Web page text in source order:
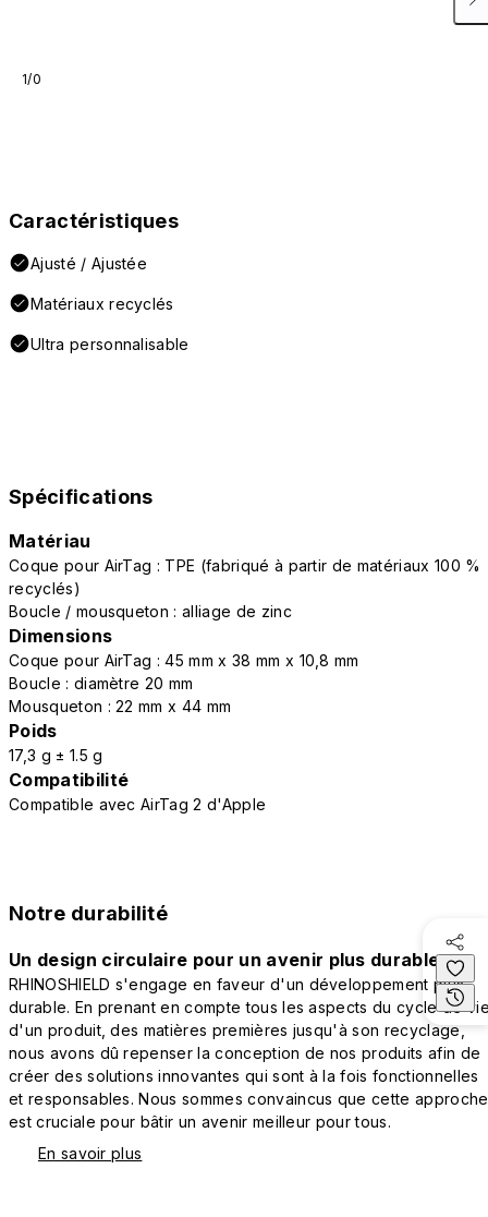
1/0
Caractéristiques
Ajusté / Ajustée
Matériaux recyclés
Ultra personnalisable
Spécifications
Matériau
Coque pour AirTag : TPE (fabriqué à partir de matériaux 100 %
recyclés)
Boucle / mousqueton : alliage de zinc
Dimensions
Coque pour AirTag : 45 mm x 38 mm x 10,8 mm
Boucle : diamètre 20 mm
Mousqueton : 22 mm x 44 mm
Poids
17,3 g ± 1.5 g
Compatibilité
Compatible avec AirTag 2 d'Apple
Notre durabilité
Un design circulaire pour un avenir plus durable
RHINOSHIELD s'engage en faveur d'un développement plus
durable. En prenant en compte tous les aspects du cycle de
d'un produit, des matières premières jusqu'à son recyclage,
nous avons dû repenser la conception de nos produits afin de
créer des solutions innovantes qui sont à la fois fonctionnelles
et responsables. Nous sommes convaincus que cette approche
est cruciale pour bâtir un avenir meilleur pour tous.
En savoir plus